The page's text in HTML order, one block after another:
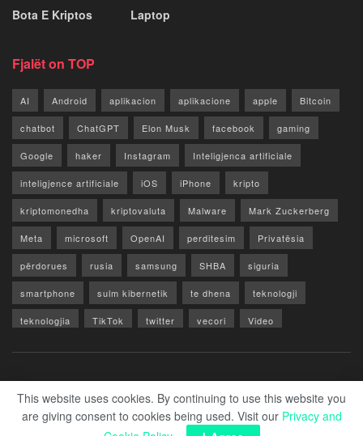
Bota E Kriptos
Laptop
Fjalët on TOP
AI Android aplikacion aplikacione apple Bitcoin
chatbot ChatGPT Elon Musk facebook gaming
Google haker Instagram Inteligjenca artificiale
inteligjence artificiale iOS iPhone kripto
kriptomonedha kriptovaluta Malware Mark Zuckerberg
Meta microsoft OpenAI perditesim Privatësia
përdorues rusia samsung SHBA siguria
smartphone sulm kibernetik te dhena teknologji
teknologjia TikTok twitter vecori Video
© 2026 Zero1.al - Part of techzero1.com
This website uses cookies. By continuing to use this website you
are giving consent to cookies being used. Visit our Privacy and